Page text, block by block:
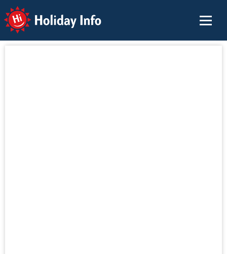
Holiday Info